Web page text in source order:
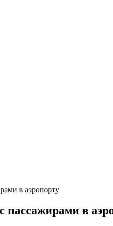
в аэропорту
в